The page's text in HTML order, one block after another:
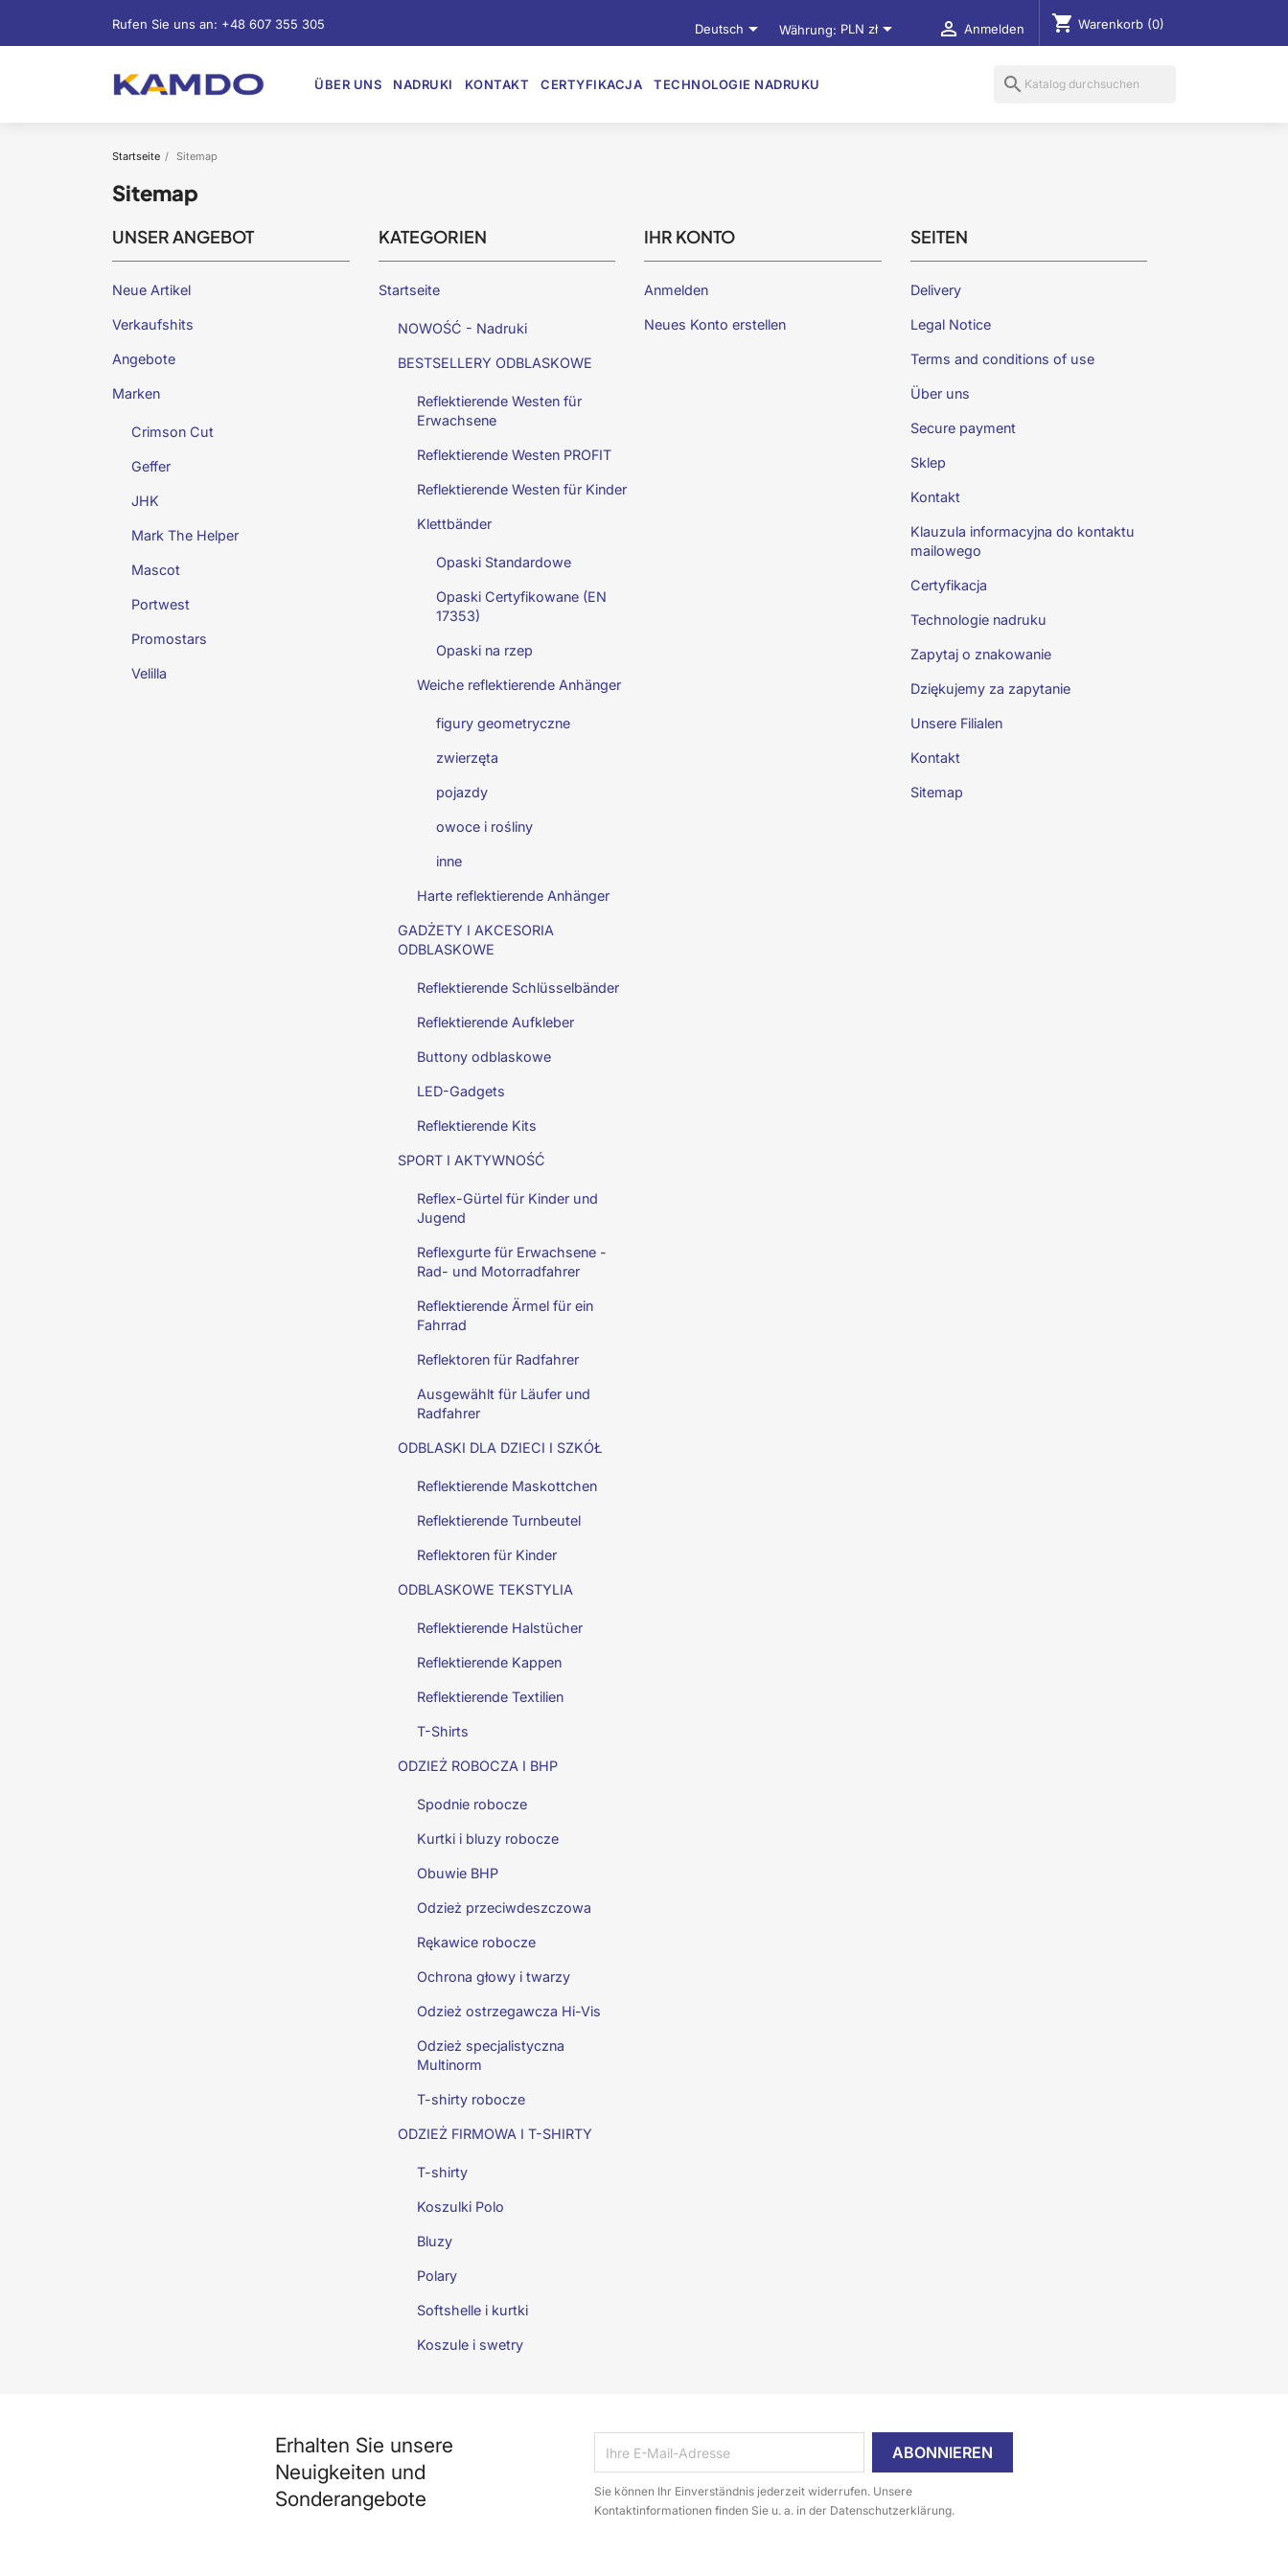
Rufen Sie uns an: +48 607 355 305 Deutsch Währung: PLN zł  Anmelden shopping_cart Warenkorb (0)
ÜBER UNS NADRUKI KONTAKT CERTYFIKACJA TECHNOLOGIE NADRUKU search
Startseite Sitemap
Sitemap
UNSER ANGEBOT
Neue Artikel
Verkaufshits
Angebote
Marken
Crimson Cut
Geffer
JHK
Mark The Helper
Mascot
Portwest
Promostars
Velilla
KATEGORIEN
Startseite
NOWOŚĆ - Nadruki
BESTSELLERY ODBLASKOWE
Reflektierende Westen für
Erwachsene
Reflektierende Westen PROFIT
Reflektierende Westen für Kinder
Klettbänder
Opaski Standardowe
Opaski Certyfikowane (EN
17353)
Opaski na rzep
Weiche reflektierende Anhänger
figury geometryczne
zwierzęta
pojazdy
owoce i rośliny
inne
Harte reflektierende Anhänger
GADŻETY I AKCESORIA
ODBLASKOWE
Reflektierende Schlüsselbänder
Reflektierende Aufkleber
Buttony odblaskowe
LED-Gadgets
Reflektierende Kits
SPORT I AKTYWNOŚĆ
Reflex-Gürtel für Kinder und
Jugend
Reflexgurte für Erwachsene -
Rad- und Motorradfahrer
Reflektierende Ärmel für ein
Fahrrad
Reflektoren für Radfahrer
Ausgewählt für Läufer und
Radfahrer
ODBLASKI DLA DZIECI I SZKÓŁ
Reflektierende Maskottchen
Reflektierende Turnbeutel
Reflektoren für Kinder
ODBLASKOWE TEKSTYLIA
Reflektierende Halstücher
Reflektierende Kappen
Reflektierende Textilien
T-Shirts
ODZIEŻ ROBOCZA I BHP
Spodnie robocze
Kurtki i bluzy robocze
Obuwie BHP
Odzież przeciwdeszczowa
Rękawice robocze
Ochrona głowy i twarzy
Odzież ostrzegawcza Hi-Vis
Odzież specjalistyczna
Multinorm
T-shirty robocze
ODZIEŻ FIRMOWA I T-SHIRTY
T-shirty
Koszulki Polo
Bluzy
Polary
Softshelle i kurtki
Koszule i swetry
IHR KONTO
Anmelden
Neues Konto erstellen
SEITEN
Delivery
Legal Notice
Terms and conditions of use
Über uns
Secure payment
Sklep
Kontakt
Klauzula informacyjna do kontaktu
mailowego
Certyfikacja
Technologie nadruku
Zapytaj o znakowanie
Dziękujemy za zapytanie
Unsere Filialen
Kontakt
Sitemap
Erhalten Sie unsere
Neuigkeiten und
Sonderangebote
Sie können Ihr Einverständnis jederzeit widerrufen. Unsere
Kontaktinformationen finden Sie u. a. in der Datenschutzerklärung.